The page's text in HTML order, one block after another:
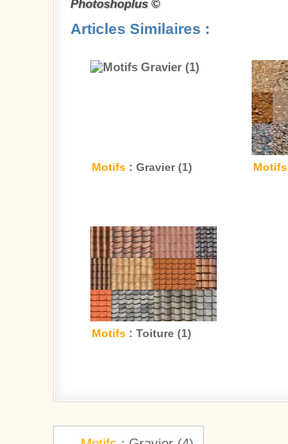
Photoshoplus ©
Articles Similaires :
Motifs : Gravier (1) Motifs
Motifs : Toiture (1)
Navigation de l’article